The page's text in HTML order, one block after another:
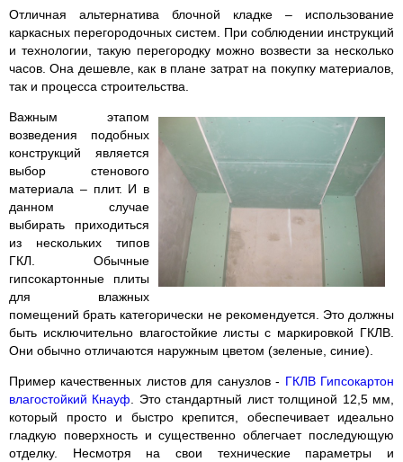
Отличная альтернатива блочной кладке – использование
каркасных перегородочных систем. При соблюдении инструкций
и технологии, такую перегородку можно возвести за несколько
часов. Она дешевле, как в плане затрат на покупку материалов,
так и процесса строительства.
Важным этапом
возведения подобных
конструкций является
выбор стенового
материала – плит. И в
данном случае
выбирать приходиться
из нескольких типов
ГКЛ. Обычные
гипсокартонные плиты
для влажных
помещений брать категорически не рекомендуется. Это должны
быть исключительно влагостойкие листы с маркировкой ГКЛВ.
Они обычно отличаются наружным цветом (зеленые, синие).
Пример качественных листов для санузлов - ГКЛВ Гипсокартон
влагостойкий Кнауф . Это стандартный лист толщиной 12,5 мм,
который просто и быстро крепится, обеспечивает идеально
гладкую поверхность и существенно облегчает последующую
отделку. Несмотря на свои технические параметры и